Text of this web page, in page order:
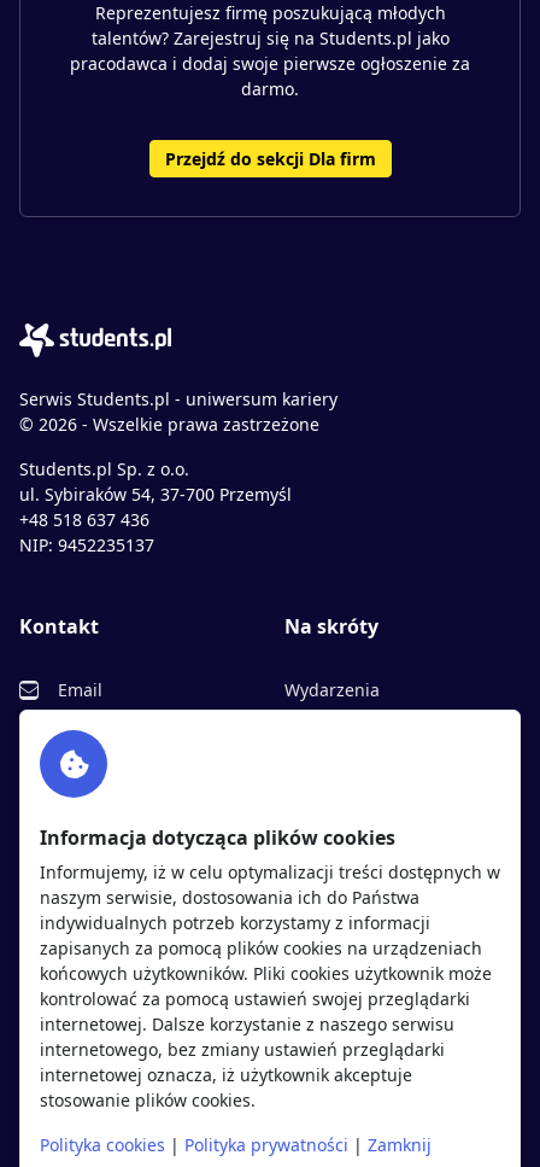
Reprezentujesz firmę poszukującą młodych
talentów? Zarejestruj się na Students.pl jako
pracodawca i dodaj swoje pierwsze ogłoszenie za
darmo.
Przejdź do sekcji Dla firm
Serwis Students.pl - uniwersum kariery
© 2026 - Wszelkie prawa zastrzeżone
Students.pl Sp. z o.o.
ul. Sybiraków 54, 37-700 Przemyśl
+48 518 637 436
NIP: 9452235137
Kontakt
Email
Facebook
Twitter
Na skróty
Wydarzenia
Polityka cookies
Polityka prywatności
Kandydaci
Regulamin kandydata
Oferty pracy
Pracodawcy
Opinie o pracodawcach
Pracodawcy
Regulamin pracodawcy
Dodaj ogłoszenie
Informacja dotycząca plików cookies
Informujemy, iż w celu optymalizacji treści dostępnych w
naszym serwisie, dostosowania ich do Państwa
indywidualnych potrzeb korzystamy z informacji
zapisanych za pomocą plików cookies na urządzeniach
końcowych użytkowników. Pliki cookies użytkownik może
kontrolować za pomocą ustawień swojej przeglądarki
internetowej. Dalsze korzystanie z naszego serwisu
internetowego, bez zmiany ustawień przeglądarki
internetowej oznacza, iż użytkownik akceptuje
stosowanie plików cookies.
Polityka cookies | Polityka prywatności | Zamknij